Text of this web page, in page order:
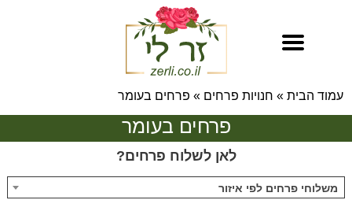
עמוד הבית » חנויות פרחים » פרחים בעומר
פרחים בעומר
לאן לשלוח פרחים?
משלוחי פרחים לפי איזור